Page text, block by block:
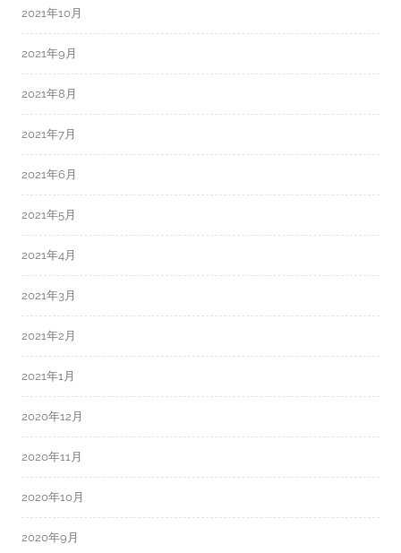
2021年10月
2021年9月
2021年8月
2021年7月
2021年6月
2021年5月
2021年4月
2021年3月
2021年2月
2021年1月
2020年12月
2020年11月
2020年10月
2020年9月